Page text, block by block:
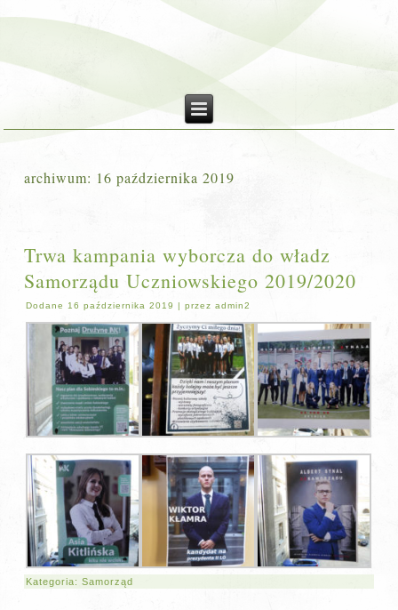
archiwum: 16 października 2019
Trwa kampania wyborcza do władz
Samorządu Uczniowskiego 2019/2020
Dodane 16 października 2019 |przez admin2
Kategoria:Samorząd